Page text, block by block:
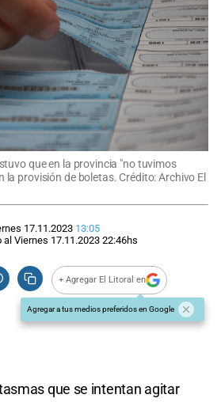
que en la provincia "no tuvimos
la provisión de boletas. Crédito: Archivo El
17.11.2023 13:05
al Viernes 17.11.2023 22:46hs
+ Agregar El Litoral en
Agregar a tus medios preferidos en Google
que se intentan agitar